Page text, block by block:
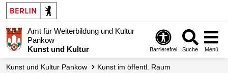
Amt für Weiterbildung und Kultur
Pankow
Kunst und Kultur
Barrierefrei Suche Menü
Kunst und Kultur Pankow
Kunst im öffentl. Raum